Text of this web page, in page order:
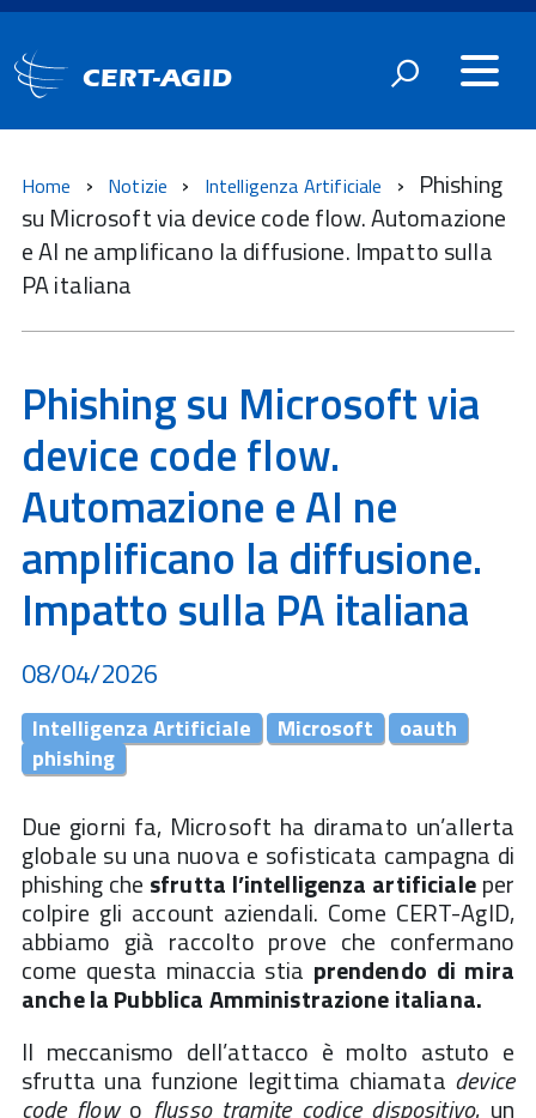
CERT-AGID
Home Notizie Intelligenza Artificiale
Phishing
su Microsoft via device code flow. Automazione
e AI ne amplificano la diffusione. Impatto sulla
PA italiana
Phishing su Microsoft via
device code flow.
Automazione e AI ne
amplificano la diffusione.
Impatto sulla PA italiana
08/04/2026
Intelligenza Artificiale Microsoft
oauth
phishing
Due giorni fa, Microsoft ha diramato un’allerta
globale su una nuova e sofisticata campagna di
phishing che sfrutta l’intelligenza artificialeper
colpire gli account aziendali. Come CERT-AgID,
abbiamo già raccolto prove che confermano
come questa minaccia stia prendendo di mira
anche la Pubblica Amministrazione italiana.
Il meccanismo dell’attacco è molto astuto e
sfrutta una funzione legittima chiamata device
code flowo flusso tramite codice dispositivo, un